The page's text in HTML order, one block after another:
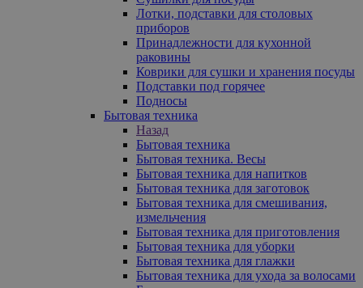
Лотки, подставки для столовых
приборов
Принадлежности для кухонной
раковины
Коврики для сушки и хранения посуды
Подставки под горячее
Подносы
Бытовая техника
Назад
Бытовая техника
Бытовая техника. Весы
Бытовая техника для напитков
Бытовая техника для заготовок
Бытовая техника для смешивания,
измельчения
Бытовая техника для приготовления
Бытовая техника для уборки
Бытовая техника для глажки
Бытовая техника для ухода за волосами